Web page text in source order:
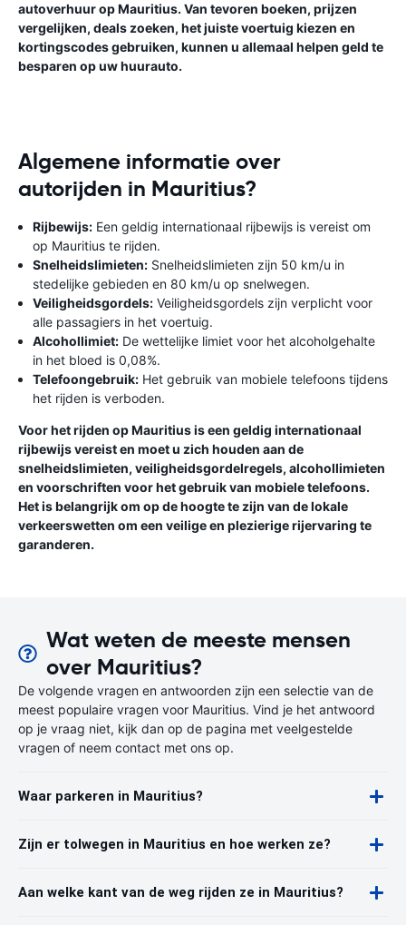
autoverhuur op Mauritius. Van tevoren boeken, prijzen
vergelijken, deals zoeken, het juiste voertuig kiezen en
kortingscodes gebruiken, kunnen u allemaal helpen geld te
besparen op uw huurauto.
Algemene informatie over
autorijden in Mauritius?
Rijbewijs: Een geldig internationaal rijbewijs is vereist om
op Mauritius te rijden.
Snelheidslimieten: Snelheidslimieten zijn 50 km/u in
stedelijke gebieden en 80 km/u op snelwegen.
Veiligheidsgordels: Veiligheidsgordels zijn verplicht voor
alle passagiers in het voertuig.
Alcohollimiet: De wettelijke limiet voor het alcoholgehalte
in het bloed is 0,08%.
Telefoongebruik: Het gebruik van mobiele telefoons tijdens
het rijden is verboden.
Voor het rijden op Mauritius is een geldig internationaal
rijbewijs vereist en moet u zich houden aan de
snelheidslimieten, veiligheidsgordelregels, alcohollimieten
en voorschriften voor het gebruik van mobiele telefoons.
Het is belangrijk om op de hoogte te zijn van de lokale
verkeerswetten om een ​​veilige en plezierige rijervaring te
garanderen.
Wat weten de meeste mensen
over Mauritius?
De volgende vragen en antwoorden zijn een selectie van de
meest populaire vragen voor Mauritius. Vind je het antwoord
op je vraag niet, kijk dan op de pagina met veelgestelde
vragen of neem contact met ons op.
Waar parkeren in Mauritius?
Zijn er tolwegen in Mauritius en hoe werken ze?
Aan welke kant van de weg rijden ze in Mauritius?